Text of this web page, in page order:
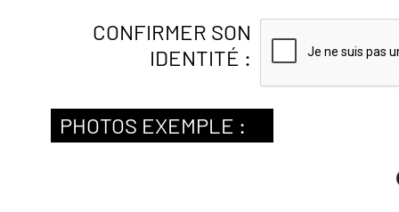
CONFIRMER SON
IDENTITÉ :
PHOTOS EXEMPLE :